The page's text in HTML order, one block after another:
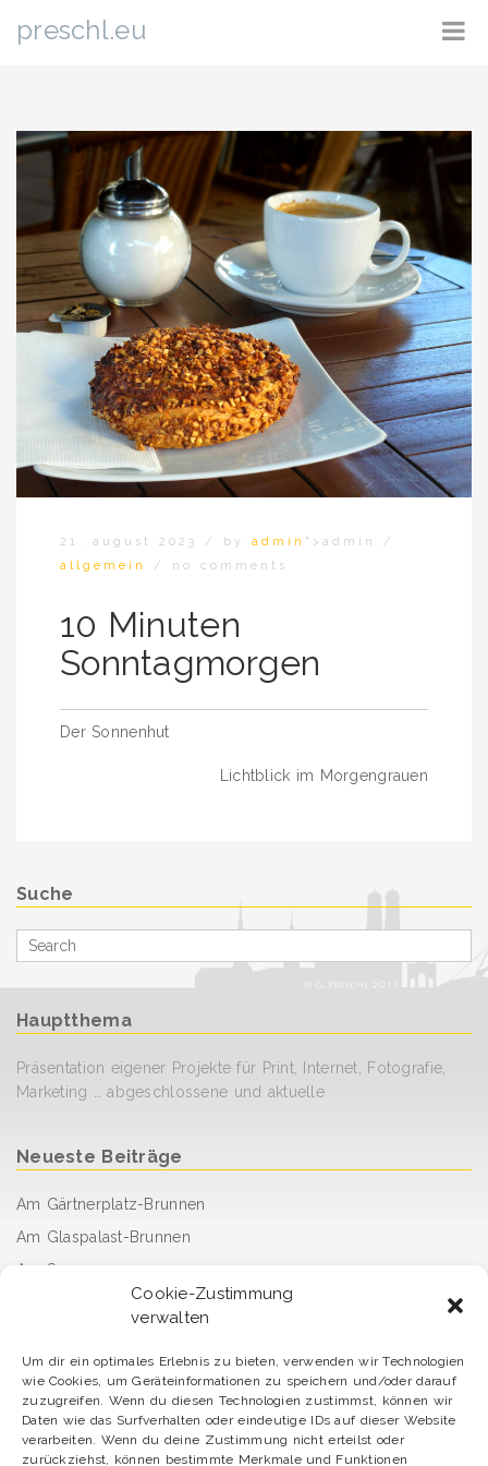
Cookie-Zustimmung
verwalten
Um dir ein optimales Erlebnis zu bieten, verwenden wir Technologien
wie Cookies, um Geräteinformationen zu speichern und/oder darauf
zuzugreifen. Wenn du diesen Technologien zustimmst, können wir
Daten wie das Surfverhalten oder eindeutige IDs auf dieser Website
verarbeiten. Wenn du deine Zustimmung nicht erteilst oder
zurückziehst, können bestimmte Merkmale und Funktionen
preschl.eu
21. august 2023 / by admin ">admin
/
allgemein
/ no comments
10 Minuten
Sonntagmorgen
Beitragsnavigation
Der Sonnenhut
Lichtblick im Morgengrauen
Suche
Search
for
Hauptthema
Präsentation eigener Projekte für Print, Internet, Fotografie,
Marketing … abgeschlossene und aktuelle
Neueste Beiträge
Am Gärtnerplatz-Brunnen
Am Glaspalast-Brunnen
Am See
Fahrt mit der legendären Dampf-Straßenbahn
Damit der Tag gut beginnt
arrived – angekommen
Erfrischung willkommen